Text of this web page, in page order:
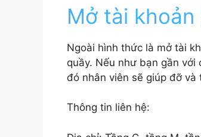
Mở tài khoản
Ngoài hình thức là mở tài
quầy. Nếu như bạn gần với
đó nhân viên sẽ giúp đỡ
Thông tin liên hệ: